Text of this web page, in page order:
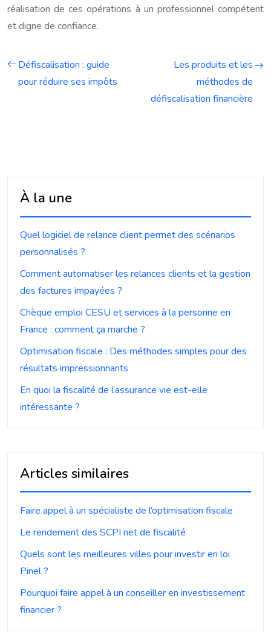
réalisation de ces opérations à un professionnel compétent
et digne de confiance.
Défiscalisation : guide
pour réduire ses impôts
Les produits et les
méthodes de
défiscalisation financière
À la une
Quel logiciel de relance client permet des scénarios
personnalisés ?
Comment automatiser les relances clients et la gestion
des factures impayées ?
Chèque emploi CESU et services à la personne en
France : comment ça marche ?
Optimisation fiscale : Des méthodes simples pour des
résultats impressionnants
En quoi la fiscalité de l’assurance vie est-elle
intéressante ?
Articles similaires
Faire appel à un spécialiste de l’optimisation fiscale
Le rendement des SCPI net de fiscalité
Quels sont les meilleures villes pour investir en loi
Pinel ?
Pourquoi faire appel à un conseiller en investissement
financier ?